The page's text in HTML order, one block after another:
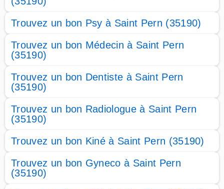
Trouvez un bon Psy à Saint Pern (35190)
Trouvez un bon Médecin à Saint Pern
(35190)
Trouvez un bon Dentiste à Saint Pern
(35190)
Trouvez un bon Radiologue à Saint Pern
(35190)
Trouvez un bon Kiné à Saint Pern (35190)
Trouvez un bon Gyneco à Saint Pern
(35190)